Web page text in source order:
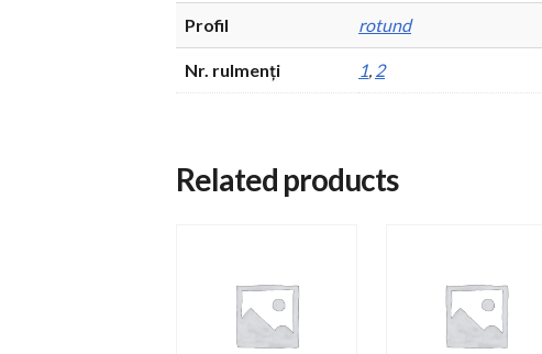
Profil rotund
Nr. rulmenți 1, 2
Related products